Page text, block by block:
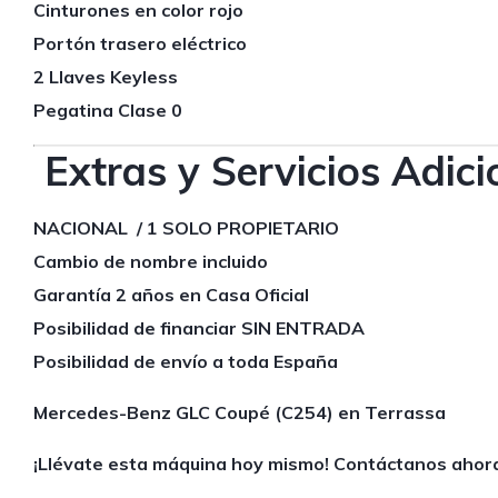
Cinturones en color rojo
Portón trasero eléctrico
2 Llaves Keyless
Pegatina Clase 0
Extras y Servicios
NACIONAL / 1 SOLO PROPIETARIO
Cambio de nombre incluido
Garantía 2 años en Casa Oficial
Posibilidad de financiar SIN ENTRADA
Posibilidad de envío a toda España
Mercedes-Benz GLC Coupé (C254) en Terrassa
¡Llévate esta máquina hoy mismo! Contáctanos